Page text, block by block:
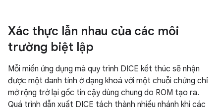
Xác thực lẫn nhau của các môi
trường biệt lập
Mỗi miền ứng dụng mà quy trình DICE kết thúc sẽ nhận
được một danh tính ở dạng khoá với một chuỗi chứng chỉ
mở rộng trở lại gốc tin cậy dùng chung do ROM tạo ra.
Quá trình dẫn xuất DICE tách thành nhiều nhánh khi các